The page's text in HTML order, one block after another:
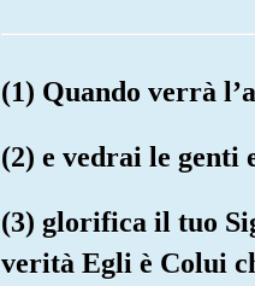
(1) Quando verrà
(2) e vedrai le genti
(3) glorifica il tuo
verità Egli è Colui